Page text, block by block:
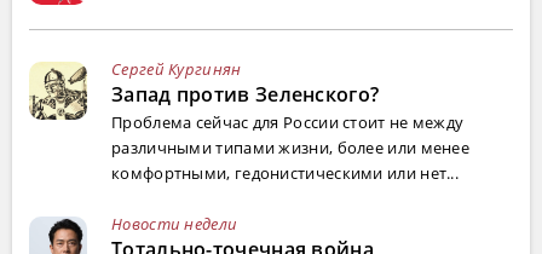
Сергей Кургинян
Запад против Зеленского?
Проблема сейчас для России стоит не между
различными типами жизни, более или менее
комфортными, гедонистическими или нет...
Новости недели